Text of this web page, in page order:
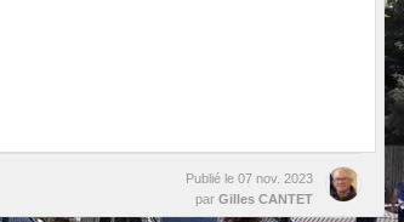
Publié le 07 nov. 2023
par Gilles CANTET